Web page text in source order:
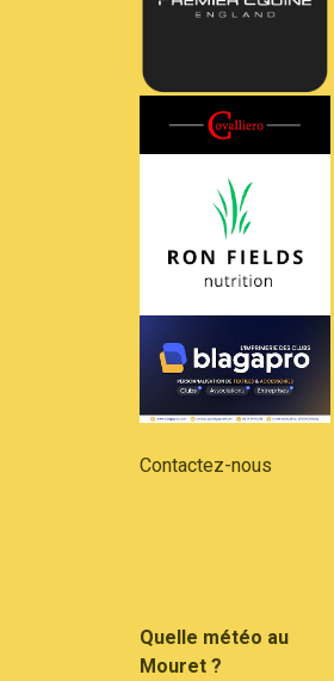
Contactez-nous
Quelle météo au
Mouret ?